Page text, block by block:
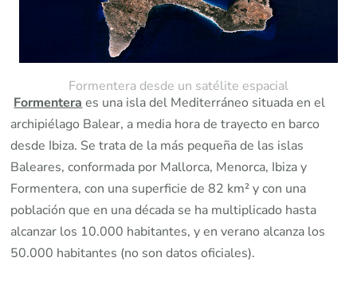
Formentera desde un satélite espacial
Formentera es una isla del Mediterráneo situada en el
archipiélago Balear, a media hora de trayecto en barco
desde Ibiza. Se trata de la más pequeña de las islas
Baleares, conformada por Mallorca, Menorca, Ibiza y
Formentera, con una superficie de 82 km² y con una
población que en una década se ha multiplicado hasta
alcanzar los 10.000 habitantes, y en verano alcanza los
50.000 habitantes (no son datos oficiales).